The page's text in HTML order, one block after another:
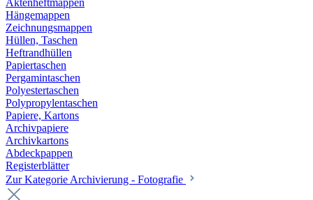
Hängemappen
Zeichnungsmappen
Hüllen, Taschen
Heftrandhüllen
Papiertaschen
Pergamintaschen
Polyestertaschen
Polypropylentaschen
Papiere, Kartons
Archivpapiere
Archivkartons
Abdeckpappen
Registerblätter
Zur Kategorie Archivierung - Fotografie